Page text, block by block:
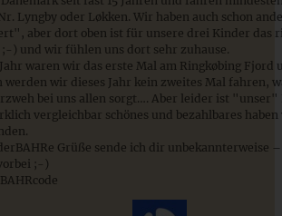
Apfelkuchen – Apfelkuchen sehr fein
im August – die besten Ideen mit Obst
Lyngby oder Løkken. Wir haben auch schon
aber dort oben ist für unsere drei Kinder das
;-) und wir fühlen uns dort sehr zuhause.
waren wir das erste Mal am Ringkøbing Fjord
wir dieses Jahr kein zweites Mal fahren,
bei uns allen sorgt…. Aber leider ist "unser"
vergleichbar schönes und bezahlbares
Grüße sende ich dir unbekannterweise
;-)